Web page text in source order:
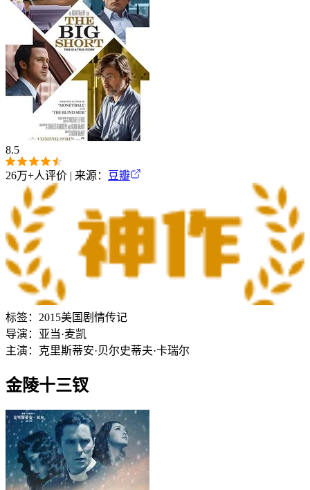
8.5
26万+人评价 | 来源： 豆瓣
标签： 2015美国 剧情传记
导演： 亚当·麦凯
主演： 克里斯蒂安·贝尔史蒂夫·卡瑞尔
金陵十三钗‎